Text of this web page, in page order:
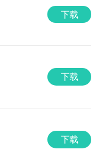
下载
下载
下载